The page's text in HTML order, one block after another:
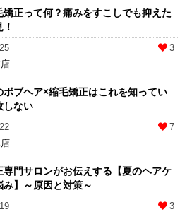
矯正って何？痛みをすこしでも抑えた
3
ボブヘア×縮毛矯正はこれを知ってい
しない
7
専門サロンがお伝えする【夏のヘアケ
み】～原因と対策～
3